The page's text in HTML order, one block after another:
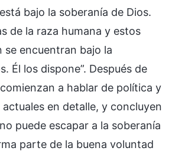
bajo la soberanía de Dios.
de la raza humana y estos
se encuentran bajo la
Él los dispone”. Después de
a hablar de política y
en detalle, y concluyen
puede escapar a la soberanía
parte de la buena voluntad